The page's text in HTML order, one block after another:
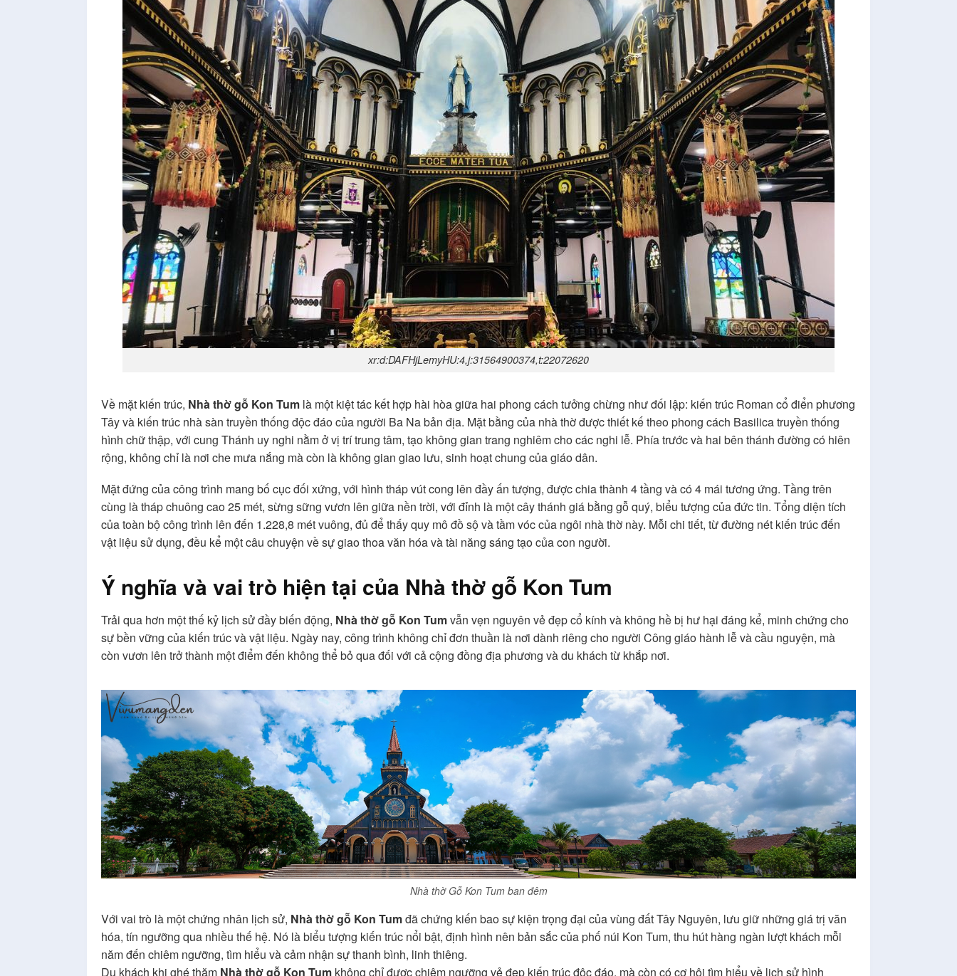
xr:d:DAFHjLemyHU:4,j:31564900374,t:22072620
Về mặt kiến trúc, Nhà thờ gỗ Kon Tum là một kiệt tác kết hợp hài hòa giữa hai phong cách tưởng chừng như đối lập: kiến trúc Roman cổ điển phương
Tây và kiến trúc nhà sàn truyền thống độc đáo của người Ba Na bản địa. Mặt bằng của nhà thờ được thiết kế theo phong cách Basilica truyền thống
hình chữ thập, với cung Thánh uy nghi nằm ở vị trí trung tâm, tạo không gian trang nghiêm cho các nghi lễ. Phía trước và hai bên thánh đường có hiên
rộng, không chỉ là nơi che mưa nắng mà còn là không gian giao lưu, sinh hoạt chung của giáo dân.
Mặt đứng của công trình mang bố cục đối xứng, với hình tháp vút cong lên đầy ấn tượng, được chia thành 4 tầng và có 4 mái tương ứng. Tầng trên
cùng là tháp chuông cao 25 mét, sừng sững vươn lên giữa nền trời, với đỉnh là một cây thánh giá bằng gỗ quý, biểu tượng của đức tin. Tổng diện tích
của toàn bộ công trình lên đến 1.228,8 mét vuông, đủ để thấy quy mô đồ sộ và tầm vóc của ngôi nhà thờ này. Mỗi chi tiết, từ đường nét kiến trúc đến
vật liệu sử dụng, đều kể một câu chuyện về sự giao thoa văn hóa và tài năng sáng tạo của con người.
Ý nghĩa và vai trò hiện tại của Nhà thờ gỗ Kon Tum
Trải qua hơn một thế kỷ lịch sử đầy biến động, Nhà thờ gỗ Kon Tumvẫn vẹn nguyên vẻ đẹp cổ kính và không hề bị hư hại đáng kể, minh chứng cho
sự bền vững của kiến trúc và vật liệu. Ngày nay, công trình không chỉ đơn thuần là nơi dành riêng cho người Công giáo hành lễ và cầu nguyện, mà
còn vươn lên trở thành một điểm đến không thể bỏ qua đối với cả cộng đồng địa phương và du khách từ khắp nơi.
Nhà thờ Gỗ Kon Tum ban đêm
Với vai trò là một chứng nhân lịch sử, Nhà thờ gỗ Kon Tumđã chứng kiến bao sự kiện trọng đại của vùng đất Tây Nguyên, lưu giữ những giá trị văn
hóa, tín ngưỡng qua nhiều thế hệ. Nó là biểu tượng kiến trúc nổi bật, định hình nên bản sắc của phố núi Kon Tum, thu hút hàng ngàn lượt khách mỗi
năm đến chiêm ngưỡng, tìm hiểu và cảm nhận sự thanh bình, linh thiêng.
Du khách khi ghé thăm Nhà thờ gỗ Kon Tum không chỉ được chiêm ngưỡng vẻ đẹp kiến trúc độc đáo, mà còn có cơ hội tìm hiểu về lịch sử hình